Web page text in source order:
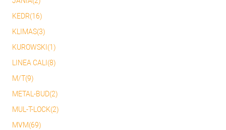
KEDR(16)
KLIMAS(3)
KUROWSKI(1)
LINEA CALI(8)
M/T(9)
METAL-BUD(2)
MUL-T-LOCK(2)
MVM(69)